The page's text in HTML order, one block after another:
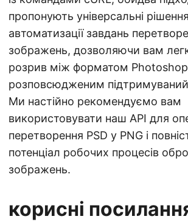
пропонують універсальні
автоматизації завдань
зображень, дозволяючи вам
розрив між форматом Photoshop
розповсюдженим
Ми настійно рекомендуємо вам
використовувати наш API для
перетворення PSD у PNG і
потенціал робочих процесів
зображень.
корисні